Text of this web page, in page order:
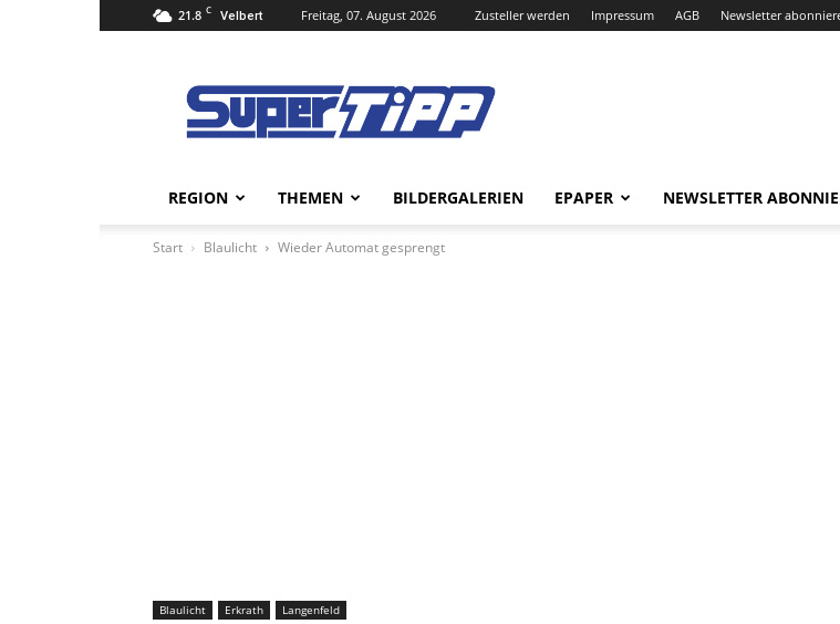
21.8 C Velbert Freitag, 07. August 2026 Zusteller werden Impressum AGB Newsletter
Tipp
Online
REGION THEMEN BILDERGALERIEN EPAPER NEWSLETTER
Start Blaulicht Wieder Automat gesprengt
Blaulicht Erkrath Langenfeld